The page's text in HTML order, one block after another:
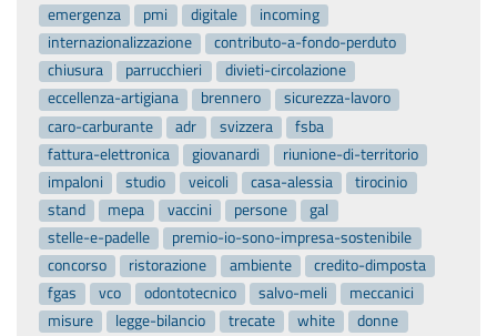
emergenza
pmi digitale
incoming
internazionalizzazione
contributo-a-fondo-perduto
chiusura
parrucchieri
divieti-circolazione
eccellenza-artigiana
brennero
sicurezza-lavoro
caro-carburante
adr svizzera
fsba
fattura-elettronica
giovanardi
riunione-di-territorio
impaloni
studio veicoli casa-alessia
tirocinio
stand
mepa vaccini persone
gal
stelle-e-padelle
premio-io-sono-impresa-sostenibile
concorso
ristorazione ambiente
credito-dimposta
fgas
vco odontotecnico salvo-meli
meccanici
misure
legge-bilancio trecate white
donne